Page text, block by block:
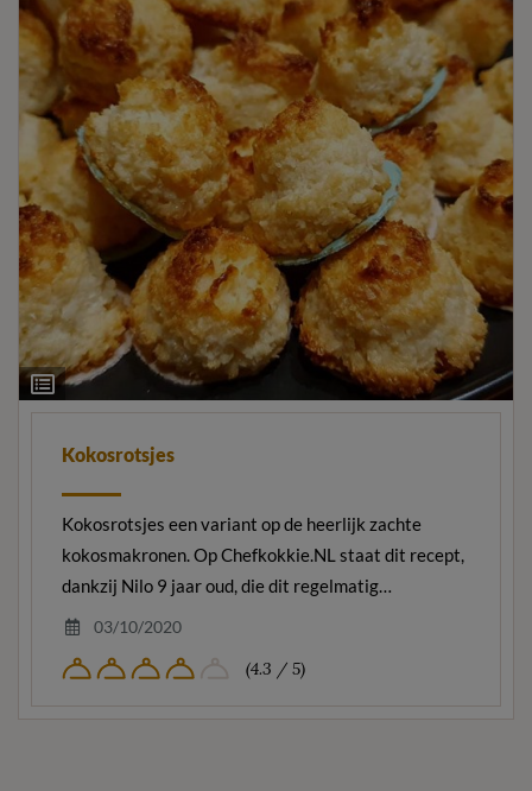
Ingrediëntenlijst
Kokosrotsjes
Kokosrotsjes een variant op de heerlijk zachte
kokosmakronen. Op Chefkokkie.NL staat dit recept,
dankzij Nilo 9 jaar oud, die dit regelmatig…
03/10/2020
(4.3 / 5)